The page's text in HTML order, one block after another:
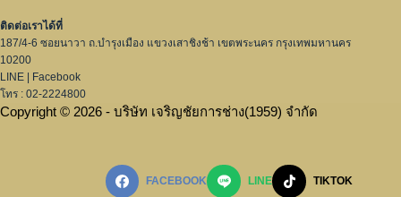
ติดต่อเราได้ที่
187/4-6 ซอยนาวา ถ.บำรุงเมือง แขวงเสาชิงช้า เขตพระนคร กรุงเทพมหานคร
10200
LINE | Facebook
โทร : 02-2224800
Copyright © 2026 - บริษัท เจริญชัยการช่าง(1959) จำกัด
FACEBOOK LINE TIKTOK